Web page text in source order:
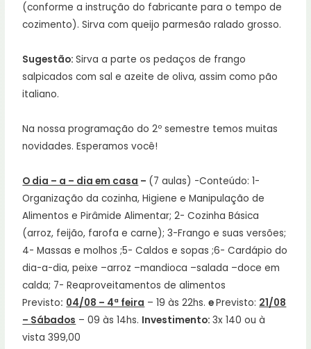
(conforme a instrução do fabricante para o tempo de
cozimento). Sirva com queijo parmesão ralado grosso.
Sugestão:Sirva a parte os pedaços de frango
salpicados com sal e azeite de oliva, assim como pão
italiano.
Na nossa programação do 2º semestre temos muitas
novidades. Esperamos você!
O dia – a – dia em casa – (7 aulas) -Conteúdo: 1-
Organização da cozinha, Higiene e Manipulação de
Alimentos e Pirâmide Alimentar; 2- Cozinha Básica
(arroz, feijão, farofa e carne); 3-Frango e suas versões;
4- Massas e molhos ;5- Caldos e sopas ;6- Cardápio do
dia-a-dia, peixe –arroz –mandioca –salada –doce em
calda; 7- Reaproveitamentos de alimentos
Previsto: 04/08 – 4ª feira – 19 às 22hs.ePrevisto: 21/08
– Sábados – 09 às 14hs. Investimento:3x 140 ou à
vista 399,00